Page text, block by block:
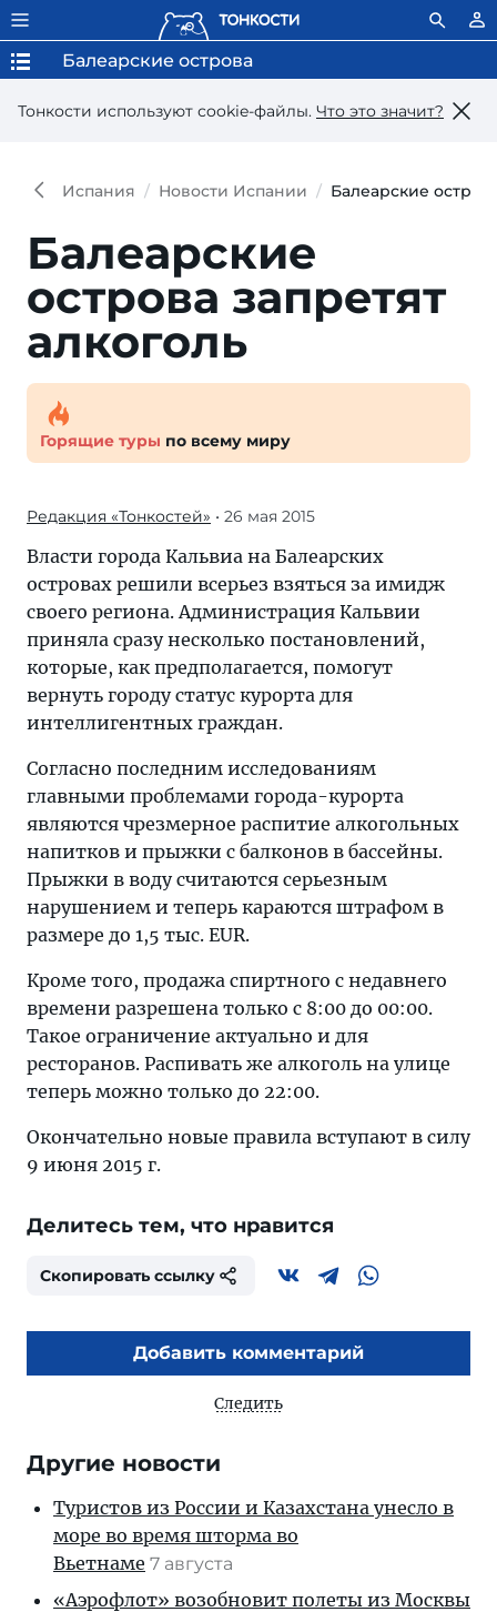
Тонкости используют сookie-файлы. Что это значит?
Балеарские острова
Испания Новости Испании Балеарские
Балеарские
острова запретят
алкоголь
Горящие туры по всему миру
Редакция «Тонкостей» • 26 мая 2015
Власти города Кальвиа на Балеарских
островах решили всерьез взяться за имидж
своего региона. Администрация Кальвии
приняла сразу несколько постановлений,
которые, как предполагается, помогут
вернуть городу статус курорта для
интеллигентных граждан.
Согласно последним исследованиям
главными проблемами города-курорта
являются чрезмерное распитие алкогольных
напитков и прыжки с балконов в бассейны.
Прыжки в воду считаются серьезным
нарушением и теперь караются штрафом в
размере до 1,5 тыс. EUR.
Кроме того, продажа спиртного с недавнего
времени разрешена только с 8:00 до 00:00.
Такое ограничение актуально и для
ресторанов. Распивать же алкоголь на улице
теперь можно только до 22:00.
Окончательно новые правила вступают в силу
9 июня 2015 г.
Делитесь тем, что нравится
Скопировать ссылку
Добавить комментарий
Следить
Другие новости
Туристов из России и Казахстана унесло в
море во время шторма во
Вьетнаме 7 августа
«Аэрофлот» возобновит полеты из Москвы